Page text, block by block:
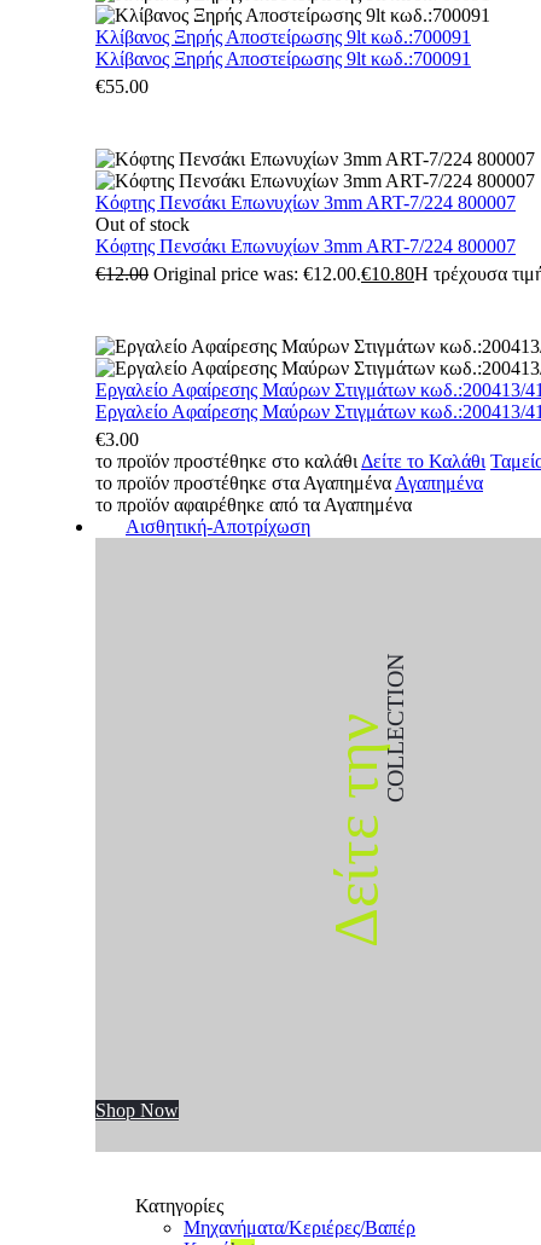
Κλίβανος Ξηρής Αποστείρωσης 9lt κωδ.:700091
Κλίβανος Ξηρής Αποστείρωσης 9lt κωδ.:700091
€55.00
Κόφτης Πενσάκι Επωνυχίων 3mm ART-7/224 800007
Out of stock
Κόφτης Πενσάκι Επωνυχίων 3mm ART-7/224 800007
€12.00 Original price was: €12.00.€10.80Η τρέχουσα
Εργαλείο Αφαίρεσης Μαύρων Στιγμάτων κωδ.:200413/
Εργαλείο Αφαίρεσης Μαύρων Στιγμάτων κωδ.:200413/
€3.00
το προϊόν προστέθηκε στο καλάθι Δείτε το Καλάθι
το προϊόν προστέθηκε στα Αγαπημένα Αγαπημένα
το προϊόν αφαιρέθηκε από τα Αγαπημένα
Αισθητική-Αποτρίχωση
Δείτε τηνCOLLECTION
Shop Now
Κατηγορίες
Μηχανήματα/Κεριέρες/Βαπέρ